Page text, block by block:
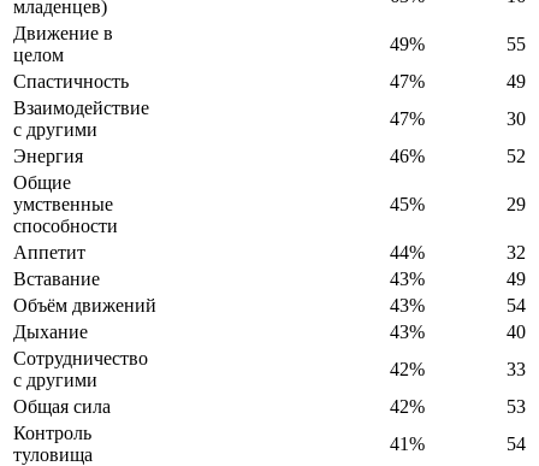
младенцев)
Движение в
целом
49%
55
Спастичность
47%
49
Взаимодействие
с другими
47%
30
Энергия
46%
52
Общие
умственные
способности
45% 29
Аппетит 44%
32
Вставание
43%
49
Объём движений
43%
54
Дыхание
43%
40
Сотрудничество
с другими
42%
33
Общая сила
42%
53
Контроль
туловища
41%
54